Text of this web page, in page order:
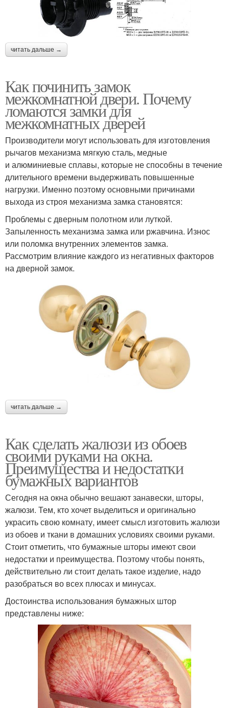
читать дальше →
Как починить замок
межкомнатной двери. Почему
ломаются замки для
межкомнатных дверей
Производители могут использовать для изготовления
рычагов механизма мягкую сталь, медные
и алюминиевые сплавы, которые не способны в течение
длительного времени выдерживать повышенные
нагрузки. Именно поэтому основными причинами
выхода из строя механизма замка становятся:
Проблемы с дверным полотном или луткой.
Запыленность механизма замка или ржавчина. Износ
или поломка внутренних элементов замка.
Рассмотрим влияние каждого из негативных факторов
на дверной замок.
читать дальше →
Как сделать жалюзи из обоев
своими руками на окна.
Преимущества и недостатки
бумажных вариантов
Сегодня на окна обычно вешают занавески, шторы,
жалюзи. Тем, кто хочет выделиться и оригинально
украсить свою комнату, имеет смысл изготовить жалюзи
из обоев и ткани в домашних условиях своими руками.
Стоит отметить, что бумажные шторы имеют свои
недостатки и преимущества. Поэтому чтобы понять,
действительно ли стоит делать такое изделие, надо
разобраться во всех плюсах и минусах.
Достоинства использования бумажных штор
представлены ниже: